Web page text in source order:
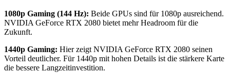
1080p Gaming (144 Hz): Beide GPUs sind für 1080p ausreichend.
NVIDIA GeForce RTX 2080 bietet mehr Headroom für die
Zukunft.
1440p Gaming: Hier zeigt NVIDIA GeForce RTX 2080 seinen
Vorteil deutlicher. Für 1440p mit hohen Details ist die stärkere Karte
die bessere Langzeitinvestition.